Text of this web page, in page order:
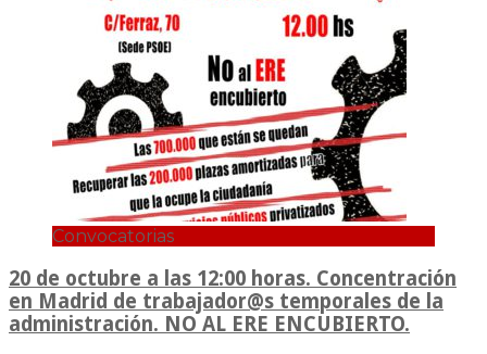
Convocatorias
20 de octubre a las 12:00 horas. Concentración
en Madrid de trabajador@s temporales de la
administración. NO AL ERE ENCUBIERTO.